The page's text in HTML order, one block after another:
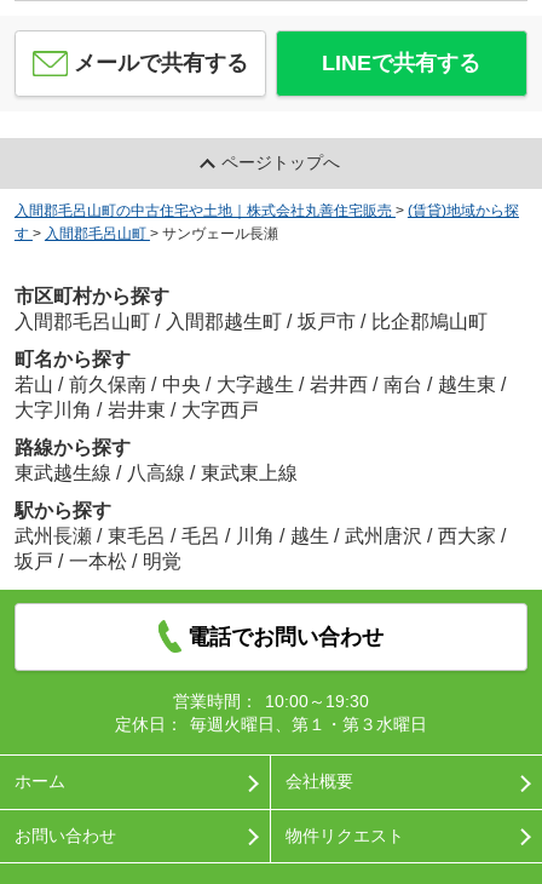
メールで共有する LINEで共有する
ページトップへ
入間郡毛呂山町の中古住宅や土地｜株式会社丸善住宅販売 > (賃貸)地域から探
す > 入間郡毛呂山町 > サンヴェール長瀬
市区町村から探す
入間郡毛呂山町 / 入間郡越生町 / 坂戸市 / 比企郡鳩山町
町名から探す
若山 / 前久保南 / 中央 / 大字越生 / 岩井西 / 南台 / 越生東 /
大字川角 / 岩井東 / 大字西戸
路線から探す
東武越生線 / 八高線 / 東武東上線
駅から探す
武州長瀬 / 東毛呂 / 毛呂 / 川角 / 越生 / 武州唐沢 / 西大家 /
坂戸 / 一本松 / 明覚
電話でお問い合わせ
営業時間：
10:00～19:30
定休日：
毎週火曜日、第１・第３水曜日
ホーム 会社概要
お問い合わせ 物件リクエスト